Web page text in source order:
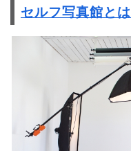
セルフ写真館とは